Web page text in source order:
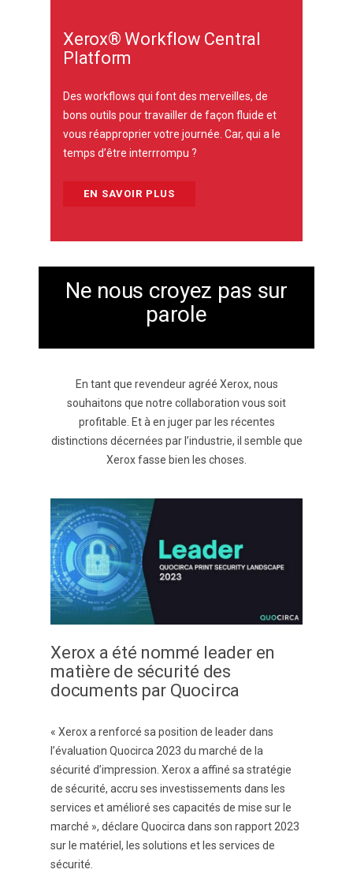
Xerox® Workflow Central
Platform
Des workflows qui font des merveilles, de
bons outils pour travailler de façon fluide et
vous réapproprier votre journée. Car, qui a le
temps d’être interrrompu ?
EN SAVOIR PLUS
Ne nous croyez pas sur
parole
En tant que revendeur agréé Xerox, nous
souhaitons que notre collaboration vous soit
profitable. Et à en juger par les récentes
distinctions décernées par l’industrie, il semble que
Xerox fasse bien les choses.
Xerox a été nommé leader en
matière de sécurité des
documents par Quocirca
« Xerox a renforcé sa position de leader dans
l’évaluation Quocirca 2023 du marché de la
sécurité d’impression. Xerox a affiné sa stratégie
de sécurité, accru ses investissements dans les
services et amélioré ses capacités de mise sur le
marché », déclare Quocirca dans son rapport 2023
sur le matériel, les solutions et les services de
sécurité.